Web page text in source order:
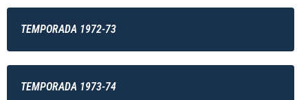
TEMPORADA 1972-73
TEMPORADA 1973-74